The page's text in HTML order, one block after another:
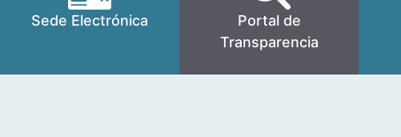
Sede Electrónica
Portal de
Transparencia